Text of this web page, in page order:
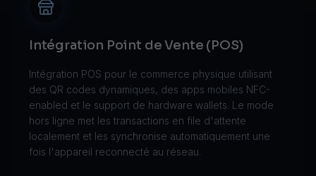
Intégration Point de Vente (POS)
Intégration POS pour le commerce physique utilisant
des QR codes dynamiques, des apps mobiles NFC-
enabled et le support de hardware wallets. Le mode
hors ligne met les transactions en file d'attente
localement et les synchronise automatiquement une
fois l'appareil reconnecté au réseau.